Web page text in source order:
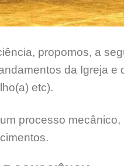
propomos, a
da Igreja
etc).
processo